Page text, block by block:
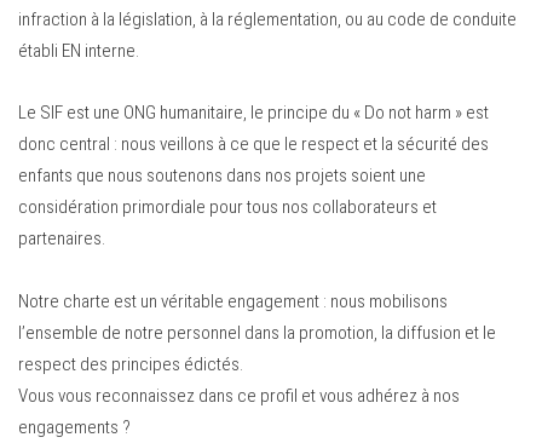
infraction à la législation, à la réglementation, ou au code de conduite
établi EN interne.
Le SIF est une ONG humanitaire, le principe du « Do not harm » est
donc central : nous veillons à ce que le respect et la sécurité des
enfants que nous soutenons dans nos projets soient une
considération primordiale pour tous nos collaborateurs et
partenaires.
Notre charte est un véritable engagement : nous mobilisons
l’ensemble de notre personnel dans la promotion, la diffusion et le
respect des principes édictés.
Vous vous reconnaissez dans ce profil et vous adhérez à nos
engagements ?